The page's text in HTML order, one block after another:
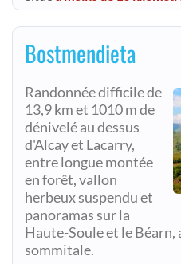
Bostmendieta
Randonnée difficile de
13,9 km et 1010 m de
dénivelé au dessus
d'Alcay et Lacarry,
entre longue montée
en forêt, vallon
herbeux suspendu et
panoramas sur la
Haute-Soule et le
sommitale.